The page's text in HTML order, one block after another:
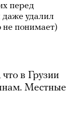
перед
даже удалил
понимает)
что в Грузии
Местные